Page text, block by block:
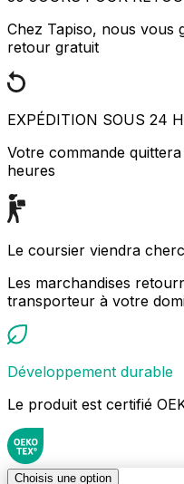
Chez Tapiso, nous vous
retour gratuit
EXPÉDITION SOUS 24
Votre commande
heures
Le coursier viendra
Les marchandises
transporteur à votre
Développement durable
Le produit est certifié
Choisis une option